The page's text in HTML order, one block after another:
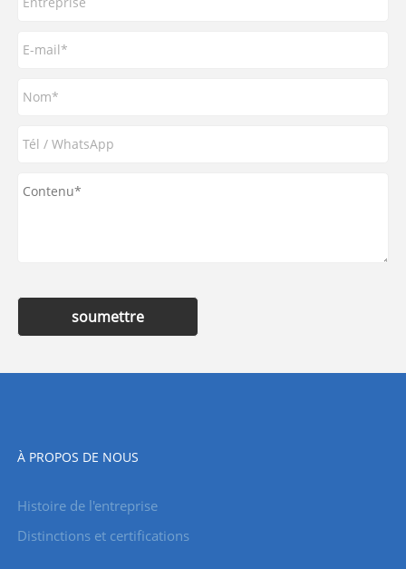
soumettre
À PROPOS DE NOUS
Histoire de l'entreprise
Distinctions et certifications